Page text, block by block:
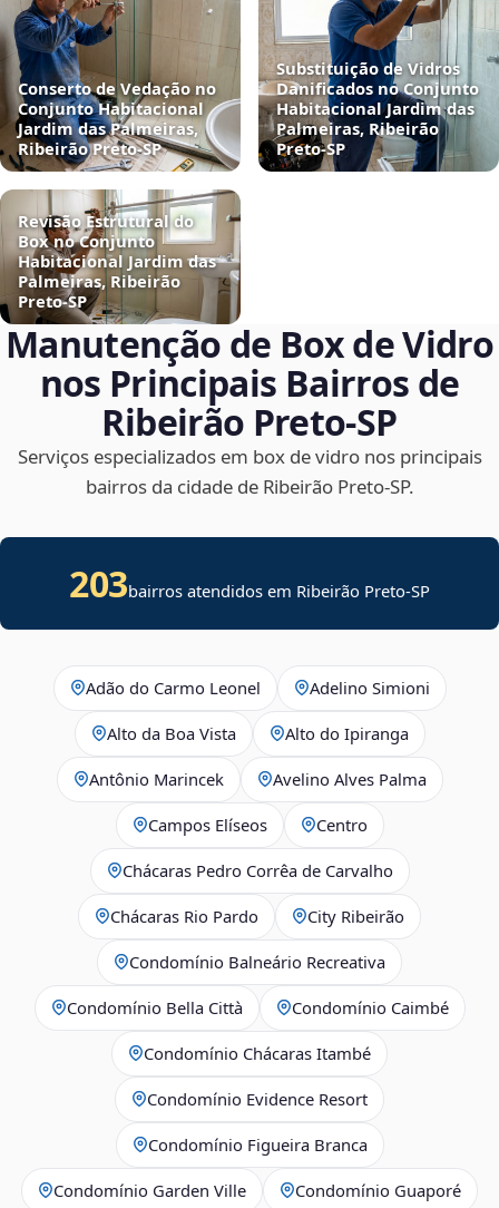
Conserto de Vedação no
Conjunto Habitacional
Jardim das Palmeiras,
Ribeirão Preto‑SP
Substituição de Vidros
Danificados no Conjunto
Habitacional Jardim das
Palmeiras, Ribeirão
Preto‑SP
Revisão Estrutural do
Box no Conjunto
Habitacional Jardim das
Palmeiras, Ribeirão
Preto‑SP
Manutenção de Box de Vidro
nos Principais Bairros de
Ribeirão Preto‑SP
Serviços especializados em box de vidro nos principais
bairros da cidade de Ribeirão Preto‑SP.
203bairros atendidos em Ribeirão Preto-SP
Adão do Carmo Leonel Adelino Simioni
Alto da Boa Vista Alto do Ipiranga
Antônio Marincek Avelino Alves Palma
Campos Elíseos Centro
Chácaras Pedro Corrêa de Carvalho
Chácaras Rio Pardo City Ribeirão
Condomínio Balneário Recreativa
Condomínio Bella Città Condomínio Caimbé
Condomínio Chácaras Itambé
Condomínio Evidence Resort
Condomínio Figueira Branca
Condomínio Garden Ville Condomínio Guaporé